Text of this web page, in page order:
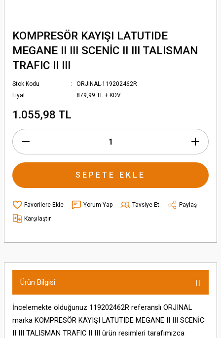
KOMPRESÖR KAYIŞI LATUTIDE
MEGANE II III SCENİC II III TALISMAN
TRAFIC II III
Stok Kodu
ORJINAL-119202462R
Fiyat
879,99 TL + KDV
1.055,98 TL
SEPETE EKLE
Yorum Yap Tavsiye Et
Paylaş
Karşılaştır
Ürün Bilgisi
İncelemekte olduğunuz 119202462R referanslı ORJINAL
marka KOMPRESÖR KAYIŞI LATUTIDE MEGANE II III SCENİC
II III TALISMAN TRAFIC II III ürün resimleri tarafımızca